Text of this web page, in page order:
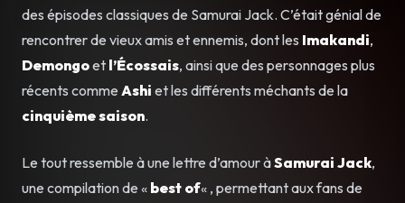
des épisodes classiques de Samurai Jack. C’était génial de
rencontrer de vieux amis et ennemis, dont les Imakandi,
Demongoet l’Écossais, ainsi que des personnages plus
récents comme Ashi et les différents méchants de la
cinquième saison.
Le tout ressemble à une lettre d’amour àSamurai Jack,
une compilation de « best of« , permettant aux fans de